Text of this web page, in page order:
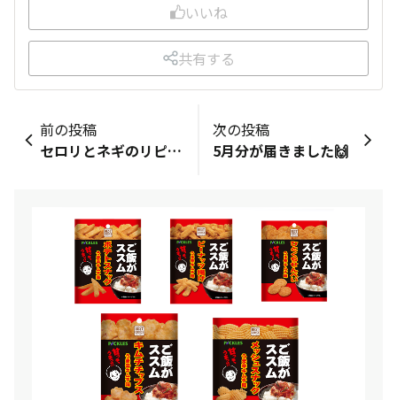
いいね
共有する
前の投稿
セロリとネギのリピートを、
次の投稿
5月分が届きました🙌